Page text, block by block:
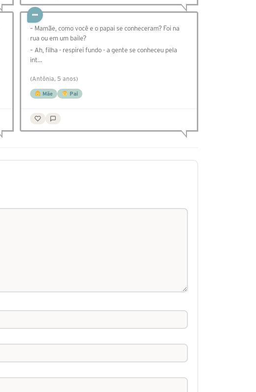
– Mamãe, como você e o papai se conheceram? Foi na
rua ou em um baile?
– Ah, filha - respirei fundo - a gente se conheceu pela
int…
(Antônia, 5 anos)
Mãe Pai